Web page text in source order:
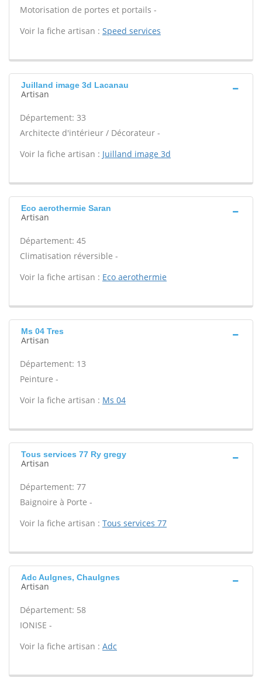
Motorisation de portes et portails -
Voir la fiche artisan : Speed services
Juilland image 3d Lacanau
Artisan
Département: 33
Architecte d'intérieur / Décorateur -
Voir la fiche artisan : Juilland image 3d
Eco aerothermie Saran
Artisan
Département: 45
Climatisation réversible -
Voir la fiche artisan : Eco aerothermie
Ms 04 Tres
Artisan
Département: 13
Peinture -
Voir la fiche artisan : Ms 04
Tous services 77 Ry gregy
Artisan
Département: 77
Baignoire à Porte -
Voir la fiche artisan : Tous services 77
Adc Aulgnes, Chaulgnes
Artisan
Département: 58
IONISE -
Voir la fiche artisan : Adc